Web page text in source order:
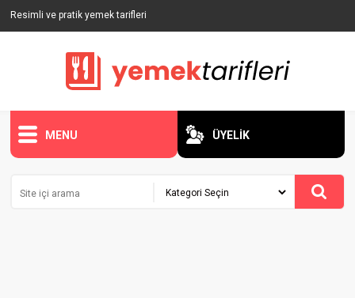
Resimli ve pratik yemek tarifleri
MENU ÜYELİK